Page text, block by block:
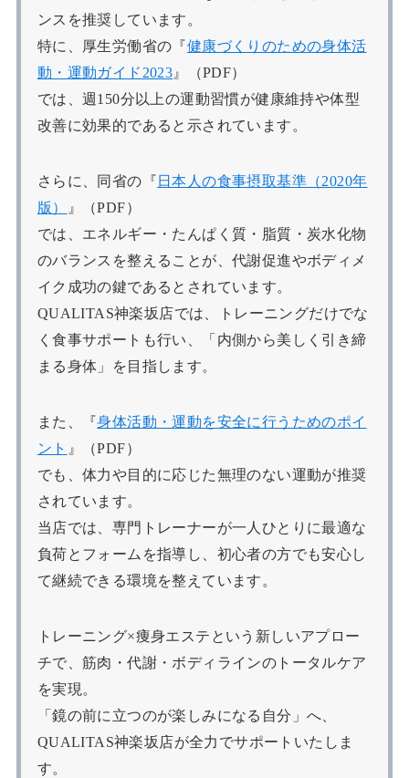
ンスを推奨しています。
特に、厚生労働省の『健康づくりのための身体活
動・運動ガイド2023 』（PDF）
では、週150分以上の運動習慣が健康維持や体型
改善に効果的であると示されています。
さらに、同省の『 日本人の食事摂取基準（2020年
版）
』（PDF）
では、エネルギー・たんぱく質・脂質・炭水化物
のバランスを整えることが、代謝促進やボディメ
イク成功の鍵であるとされています。
QUALITAS神楽坂店では、トレーニングだけでな
く食事サポートも行い、「内側から美しく引き締
まる身体」を目指します。
また、『身体活動・運動を安全に行うためのポイ
ント 』（PDF）
でも、体力や目的に応じた無理のない運動が推奨
されています。
当店では、専門トレーナーが一人ひとりに最適な
負荷とフォームを指導し、初心者の方でも安心し
て継続できる環境を整えています。
トレーニング×痩身エステという新しいアプロー
チで、筋肉・代謝・ボディラインのトータルケア
を実現。
「鏡の前に立つのが楽しみになる自分」へ、
QUALITAS神楽坂店が全力でサポートいたしま
す。